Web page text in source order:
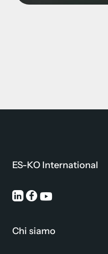
ES-KO International
Chi siamo